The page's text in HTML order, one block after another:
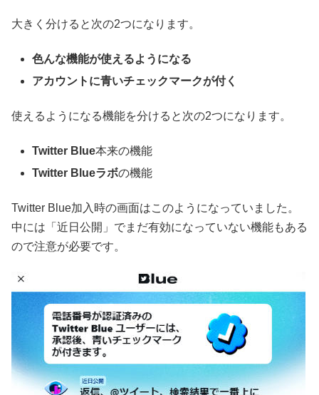
大きく分けると次の2つになります。
色んな機能が使えるようになる
アカウントに青いチェックマークが付く
使えるようになる機能を分けると次の2つになります。
Twitter Blue本来の機能
Twitter Blueラボの機能
Twitter Blue加入時の画面はこのようになっていました。
中には「近日公開」でまだ有効になっていない機能もある
ので注意が必要です。